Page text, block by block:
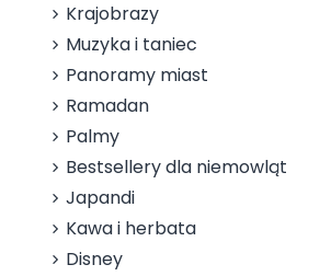
Krajobrazy
Muzyka i taniec
Panoramy miast
Ramadan
Palmy
Bestsellery dla niemowląt
Japandi
Kawa i herbata
Disney